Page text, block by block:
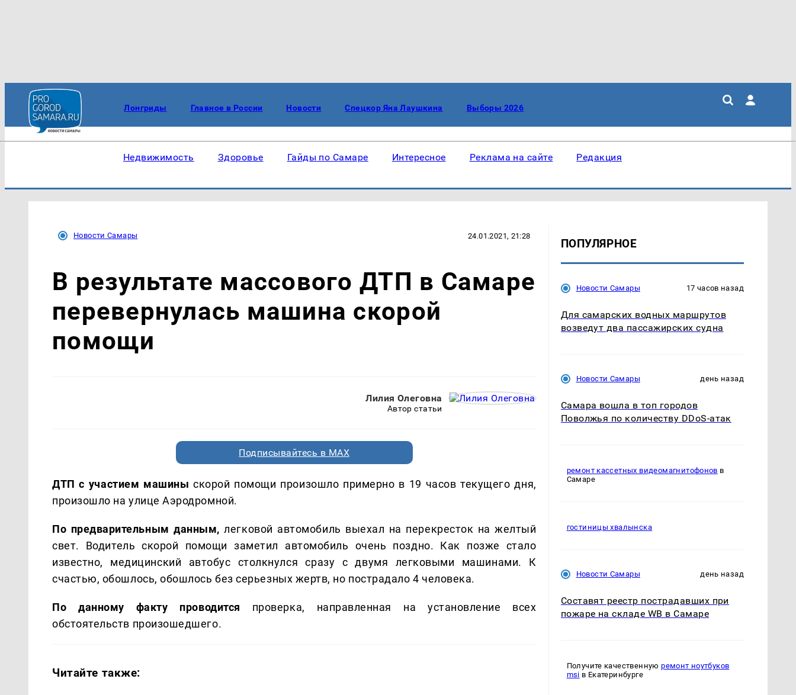
Лонгриды Главное в России Новости Спецкор Яна Лаушкина Выборы 2026
Недвижимость Здоровье Гайды по Самаре Интересное Реклама на сайте Редакция
Новости Самары 24.01.2021, 21:28
В результате массового ДТП в Самаре
перевернулась машина скорой
помощи
Лилия Олеговна
Автор статьи
Подписывайтесь в MAX
ДТП с участием машины скорой помощи произошло примерно в 19 часов текущего дня,
произошло на улице Аэродромной.
По предварительным данным, легковой автомобиль выехал на перекресток на желтый
свет. Водитель скорой помощи заметил автомобиль очень поздно. Как позже стало
известно, медицинский автобус столкнулся сразу с двумя легковыми машинами. К
счастью, обошлось, обошлось без серьезных жертв, но пострадало 4 человека.
По данному факту проводится проверка, направленная на установление всех
обстоятельств произошедшего.
Читайте также:
ПОПУЛЯРНОЕ
Новости Самары 17 часов назад
Для самарских водных маршрутов
возведут два пассажирских судна
Новости Самары день назад
Самара вошла в топ городов
Поволжья по количеству DDoS-атак
ремонт кассетных видеомагнитофонов в
Самаре
гостиницы хвалынска
Новости Самары день назад
Составят реестр пострадавших при
пожаре на складе WB в Самаре
Получите качественнуюремонт ноутбуков
msi в Екатеринбурге